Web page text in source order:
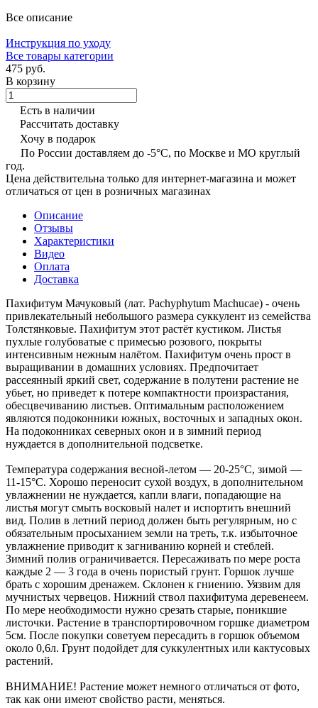
Все описание
Инструкция по уходу
Все товары категории
475 руб.
В корзину
Есть в наличии
Рассчитать доставку
Хочу в подарок
По России доставляем до -5°C, по Москве и МО круглый
год.
Цена действительна только для интернет-магазина и может
отличаться от цен в розничных магазинах
Описание
Отзывы
Характеристики
Видео
Оплата
Доставка
Пахифитум Мачуковый (лат. Pachyphytum Machucae) - очень
привлекательный небольшого размера суккулент из семейства
Толстянковые. Пахифитум этот растёт кустиком. Листья
пухлые голубоватые с примесью розового, покрыты
интенсивным нежным налётом. Пахифитум очень прост в
выращивании в домашних условиях. Предпочитает
рассеянный яркий свет, содержание в полутени растение не
убьет, но приведет к потере компактности произрастания,
обесцвечиванию листьев. Оптимальным расположением
являются подоконники южных, восточных и западных окон.
На подоконниках северных окон и в зимний период
нуждается в дополнительной подсветке.
Температура содержания весной-летом — 20-25°С, зимой —
11-15°С. Хорошо переносит сухой воздух, в дополнительном
увлажнении не нуждается, капли влаги, попадающие на
листья могут смыть восковый налет и испортить внешний
вид. Полив в летний период должен быть регулярным, но с
обязательным просыханием земли на треть, т.к. избыточное
увлажнение приводит к загниванию корней и стеблей.
Зимний полив ограничивается. Пересаживать по мере роста
каждые 2 — 3 года в очень пористый грунт. Горшок лучше
брать с хорошим дренажем. Склонен к гниению. Уязвим для
мучнистых червецов. Нижний ствол пахифитума деревенеем.
По мере необходимости нужно срезать старые, поникшие
листочки. Растение в транспортировочном горшке диаметром
5см. После покупки советуем пересадить в горшок объемом
около 0,6л. Грунт подойдет для суккулентных или кактусовых
растений.
ВНИМАНИЕ! Растение может немного отличаться от фото,
так как они имеют свойство расти, меняться.